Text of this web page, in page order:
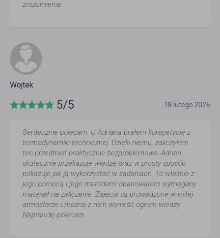
zrozumienia.
Wojtek
5/5 18 lutego 2026
Serdecznie polecam. U Adriana brałem korepetycje z
termodynamiki technicznej. Dzięki niemu, zaliczyłem
ten przedmiot praktycznie bezproblemowo. Adrian
skutecznie przekazuje wiedzę oraz w prosty sposób
pokazuje jak ją wykorzystać w zadaniach. To właśnie z
jego pomocą i jego metodami opanowałem wymagany
materiał na zaliczenie. Zajęcia są prowadzone w miłej
atmosferze i można z nich wynieść ogrom wiedzy.
Naprawdę polecam